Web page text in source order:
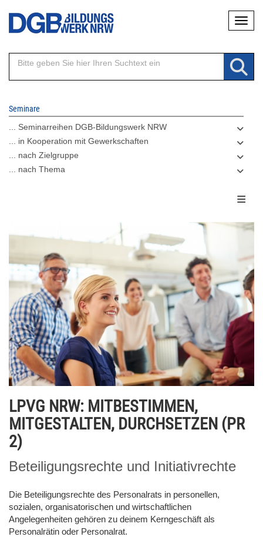
Direkt
Inhalt
Seminare
... Seminarreihen DGB-Bildungswerk NRW
... in Kooperation mit Gewerkschaften
... nach Zielgruppe
... nach Thema
LPVG NRW: MITBESTIMMEN,
MITGESTALTEN, DURCHSETZEN (PR
2)
Beteiligungsrechte und Initiativrechte
Die Beteiligungsrechte des Personalrats in personellen,
sozialen, organisatorischen und wirtschaftlichen
Angelegenheiten gehören zu deinem Kerngeschäft als
Personalrätin oder Personalrat.